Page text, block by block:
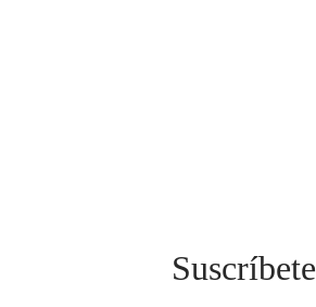
Suscríbete